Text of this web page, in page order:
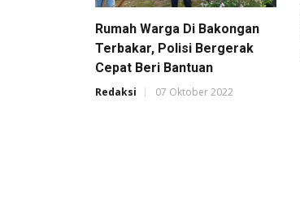
Rumah Warga Di Bakongan
Terbakar, Polisi Bergerak
Cepat Beri Bantuan
Redaksi 07 Oktober 2022